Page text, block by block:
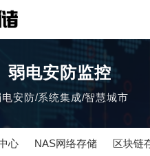
弱电安防监控
电安防/系统集成/智慧城市
心 NAS网络存储 区块链